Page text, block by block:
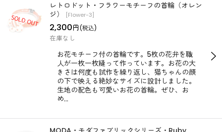
レトロドット・フラワーモチーフの首輪（オレン
ジ）
[Flower-3]
2,300円(税込)
在庫なし
お花モチーフ付の首輪です。5枚の花弁を職
人が一枚一枚縫って作っています。お花の大
きさは何度も試作を繰り返し、猫ちゃんの顔
の下で映える絶妙なサイズに設計しました。
生地の配色も可愛いお花の首輪。ぜひ、お
め…